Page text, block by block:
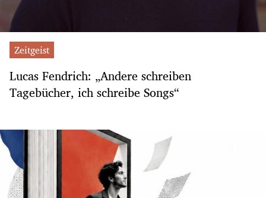
Zeitgeist
Lucas Fendrich: „Andere schreiben
Tagebücher, ich schreibe Songs“